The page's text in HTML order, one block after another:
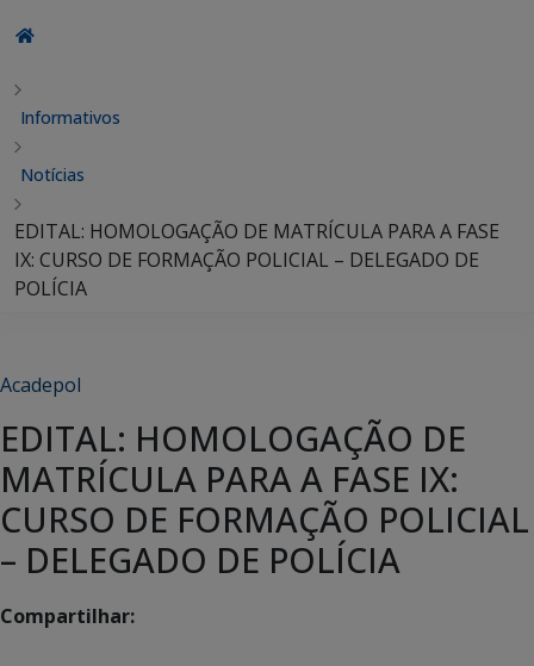
Informativos
Notícias
EDITAL: HOMOLOGAÇÃO DE MATRÍCULA PARA A FASE
IX: CURSO DE FORMAÇÃO POLICIAL – DELEGADO DE
POLÍCIA
Acadepol
EDITAL: HOMOLOGAÇÃO DE
MATRÍCULA PARA A FASE IX:
CURSO DE FORMAÇÃO POLICIAL
– DELEGADO DE POLÍCIA
Compartilhar: